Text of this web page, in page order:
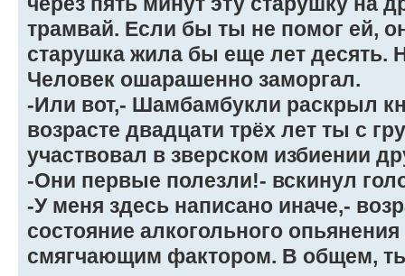
трамвай. Если бы ты не помог ей,
старушка жила бы еще лет десять.
Человек ошарашенно заморгал.
-Или вот,- Шамбамбукли раскрыл
возрасте двадцати трёх лет ты с
участвовал в зверском избиении
-Они первые полезли!- вскинул
-У меня здесь написано иначе,-
состояние алкогольного
смягчающим фактором. В общем, ты